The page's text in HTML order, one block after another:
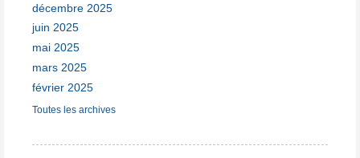
décembre 2025
juin 2025
mai 2025
mars 2025
février 2025
Toutes les archives